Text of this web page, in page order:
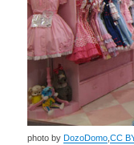
photo by DozoDomo ,CC